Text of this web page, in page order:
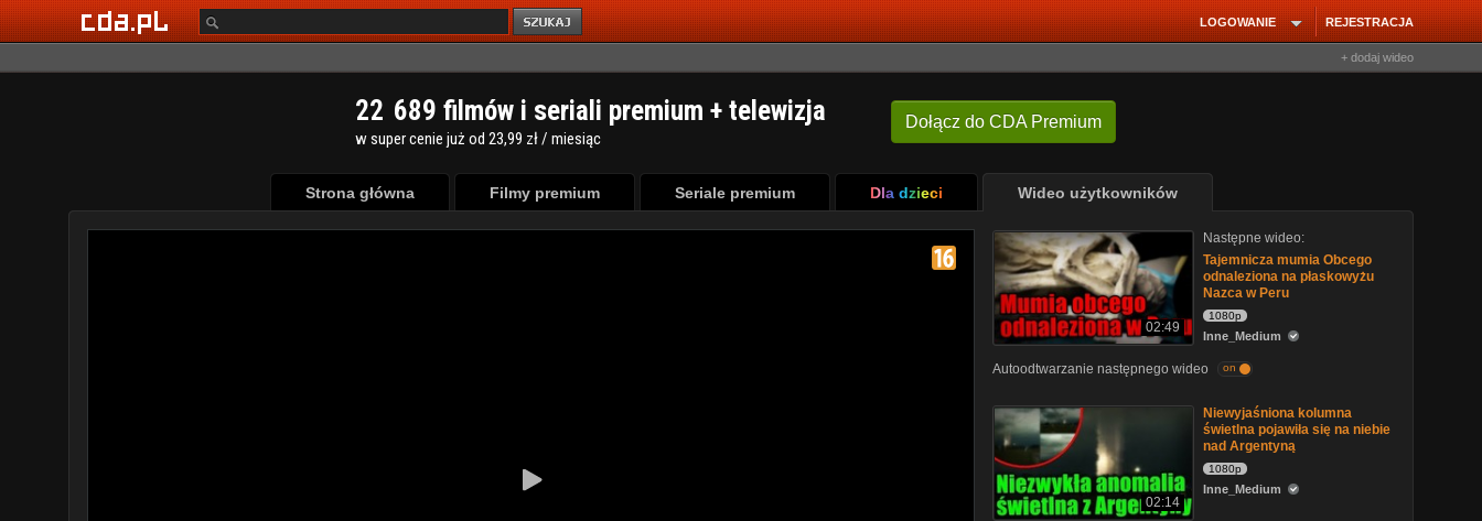
REJESTRACJA
LOGOWANIE
+ dodaj wideo
Dołącz do CDA Premium
22 689 filmów i seriali premium + telewizja
w super cenie już od 23,99 zł / miesiąc
Strona główna Filmy premium Seriale premium Dla dzieci Wideo użytkowników
02:49
Następne wideo:
Tajemnicza mumia Obcego
odnaleziona na płaskowyżu
Nazca w Peru
1080p
Inne_Medium
Autoodtwarzanie następnego wideo on
02:14
Niewyjaśniona kolumna
świetlna pojawiła się na niebie
nad Argentyną
1080p
Inne_Medium